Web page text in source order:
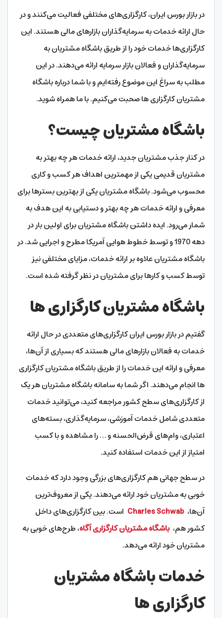
در بازار بورس ایران، کارگزاری‌های مختلفی فعالیت می‌کنند و در
حال ارائه خدمات به سرمایه‌گذاران بازارهای مالی هستند. این
کارگزاری‌ها خدمات خود را از طریق باشگاه مشتریان به
سرمایه‌گذاران و فعالان بازار سرمایه ارائه می‌دهند. در این
مطلب به سراغ این موضوع رفته‌ایم و با شما درباره باشگاه
مشتریان کارگزاری‌ ها صحبت می‌کنیم. با ما همراه شوید.
باشگاه مشتریان چیست؟
در کنار جذب مشتریان جدید، ارائه خدمات هر چه بهتر به
مشتریان قدیمی یکی از مهمترین اهداف هر کسب و کاری
محسوب می‌شود. باشگاه مشتریان یکی از بهترین بسترها برای
معرفی و ارائه خدمات هر چه بهتر و دستیابی به این هدف به
شمار می‌رود. ایده داشتن باشگاه مشتریان برای اولین بار در
دهه 1970 و توسط خطوط هوایی آمریکا مطرح و اجرایی شد. در
باشگاه مشتریان علاوه بر ارائه خدمات، مزایای مختلفی نیز
توسط کسب و کارها برای مشتریان در نظر گرفته شده است.
باشگاه مشتریان کارگزاری ‌ها
گفتیم در بازار بورس ایران کارگزاری‌های متعددی در حال ارائه
خدمات به فعالان بازارهای مالی هستند که بسیاری از آن‌ها،
معرفی و ارائه این خدمات را از طریق باشگاه مشتریان کارگزاری
ها انجام می‌دهند. اگر شما به سامانه باشگاه مشتریان هر یک
از کارگزاری‌های سطح کشور مراجعه کنید، می‌توانید خدمات
متعددی شامل خدمات آموزشی، سرمایه‌گذاری، بسته‌های
اعتباری، وام‌های قرض‌الحسنه و … را مشاهده و با کسب
امتیاز از این خدمات استفاده کنید.
در سطح جهانی هم کارگزاری‌های بزرگی وجود دارد که خدمات
خوبی به مشتریان خود ارائه می‌دهند. یکی از معروف‌ترین
آن‌ها،Charles Schwab است. بین کارگزاری‌های داخل
کشور هم،باشگاه مشتریان کارگزاری آگاه، طرح‌های خوبی به
مشتریان خود ارائه می‌دهد.
خدمات باشگاه مشتریان
کارگزاری ‌ها